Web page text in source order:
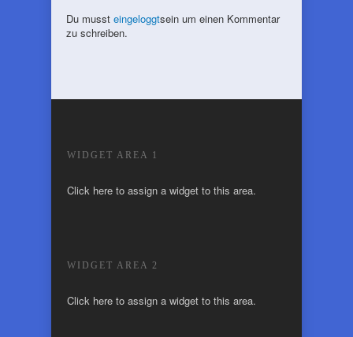
Du musst eingeloggtsein um einen Kommentar
zu schreiben.
WIDGET AREA 1
Click here to assign a widget to this area.
WIDGET AREA 2
Click here to assign a widget to this area.